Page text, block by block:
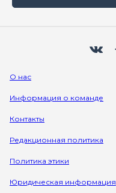
О нас
Информация о команде
Контакты
Редакционная политика
Политика этики
Юридическая информация